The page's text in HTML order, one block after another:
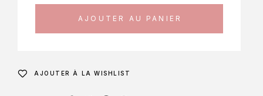
AJOUTER AU PANIER
AJOUTER À LA WISHLIST